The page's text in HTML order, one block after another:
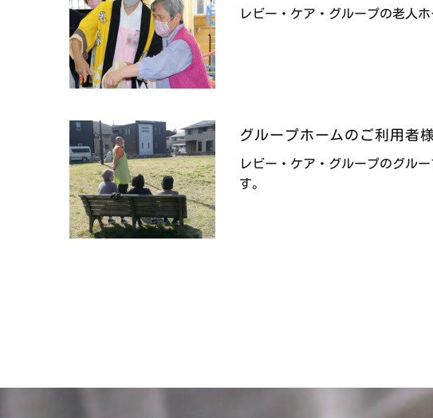
レビー・ケア・グループの老人
グループホームのご利用者
レビー・ケア・グループのグル
す。